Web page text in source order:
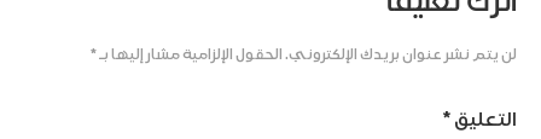
لن يتم نشر عنوان بريدك الإلكتروني. الحقول الإلزامية مشار إليها بـ*
التعليق *